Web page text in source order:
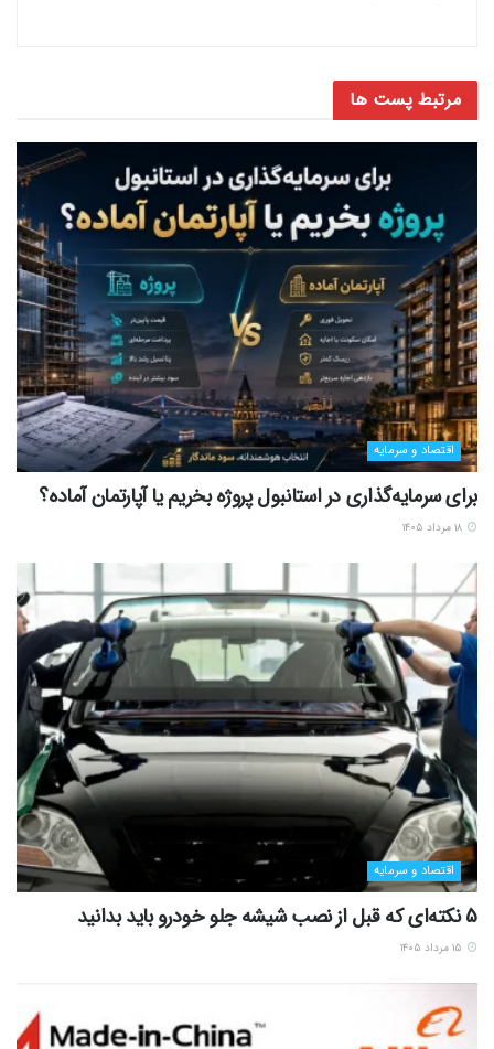
مرتبط پست ها
اقتصاد و سرمایه
برای سرمایه‌گذاری در استانبول پروژه بخریم یا آپارتمان آماده؟
اقتصاد و سرمایه
5 نکته‌ای که قبل از نصب شیشه جلو خودرو باید بدانید